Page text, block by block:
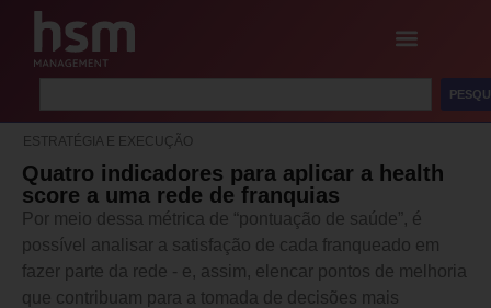
ESTRATÉGIA E EXECUÇÃO
Quatro indicadores para aplicar a health
score a uma rede de franquias
Por meio dessa métrica de “pontuação de saúde”, é
possível analisar a satisfação de cada franqueado em
fazer parte da rede - e, assim, elencar pontos de melhoria
que contribuam para a tomada de decisões mais